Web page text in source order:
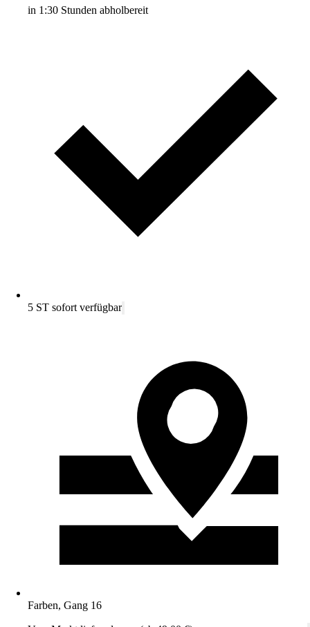
in 1:30 Stunden abholbereit
5 ST sofort verfügbar
Farben, Gang 16